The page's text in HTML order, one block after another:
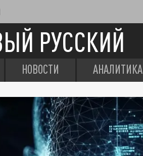
РУССКИЙ
НОВОСТИ АНАЛИТИКА